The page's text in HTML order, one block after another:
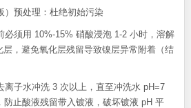
）预处理：杜绝初始污染
必须用 10%-15% 硝酸浸泡 1-2 小时，溶解
层，避免氧化层残留导致镍层异常附着（结
离子水冲洗 3 次以上，直至冲洗水 pH=7
防止酸液残留带入镀液，破坏镀液 pH 平